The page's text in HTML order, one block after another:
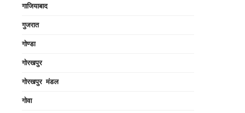
गाजियाबाद
गुजरात
गोण्डा
गोरखपुर
गोरखपुर मंडल
गोवा